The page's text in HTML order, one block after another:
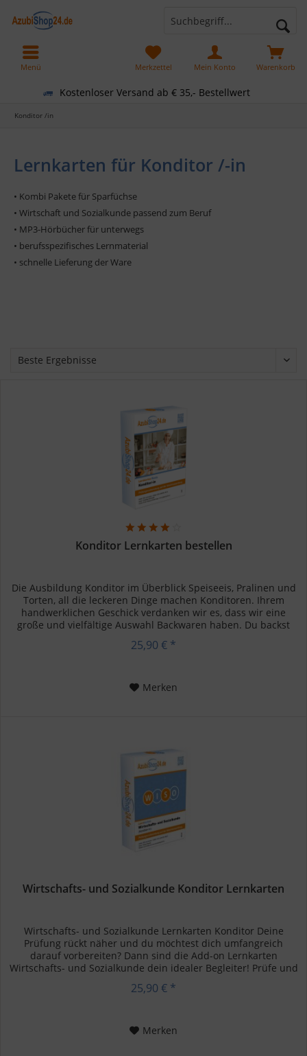
Kostenloser Versand ab € 35,- Bestellwert
Warenkorb
Merkzettel Mein Konto
Menü
Konditor /in
Lernkarten für Konditor /-in
• Kombi Pakete für Sparfüchse
• Wirtschaft und Sozialkunde passend zum Beruf
• MP3-Hörbücher für unterwegs
• berufsspezifisches Lernmaterial
• schnelle Lieferung der Ware
Konditor Lernkarten bestellen
Die Ausbildung Konditor im Überblick Speiseeis, Pralinen und
Torten, all die leckeren Dinge machen Konditoren. Ihrem
handwerklichen Geschick verdanken wir es, dass wir eine
große und vielfältige Auswahl Backwaren haben. Du backst
25,90 € *
Merken
Wirtschafts- und Sozialkunde Konditor Lernkarten
Wirtschafts- und Sozialkunde Lernkarten Konditor Deine
Prüfung rückt näher und du möchtest dich umfangreich
darauf vorbereiten? Dann sind die Add-on Lernkarten
Wirtschafts- und Sozialkunde dein idealer Begleiter! Prüfe und
festige mit...
25,90 € *
Merken